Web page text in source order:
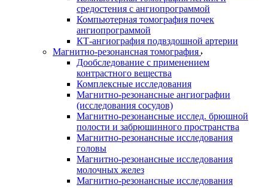
средостения с ангиопрограммой
Компьютерная томография почек
ангиопрограммой
КТ-ангиография подвздошной артерии
Магнитно-резонансная томография
Дообследование с применением
контрастного вещества
Комплексные исследования
Магнитно-резонансные ангиографии
(исследования сосудов)
Магнитно-резонансные исслед. брюшной
полости и забрюшинного пространства
Магнитно-резонансные исследования
головы
Магнитно-резонансные исследования
молочных желез
Магнитно-резонансные исследования